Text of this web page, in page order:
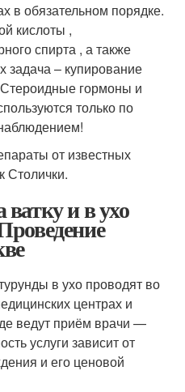
в обязательном порядке.
кислоты ,
спирта , а также
задача – купирование
гормоны и
только по
от известных
Столички.
и в ухо
в ухо проводят во
центрах и
ведут приём врачи —
услуги зависит от
и его ценовой